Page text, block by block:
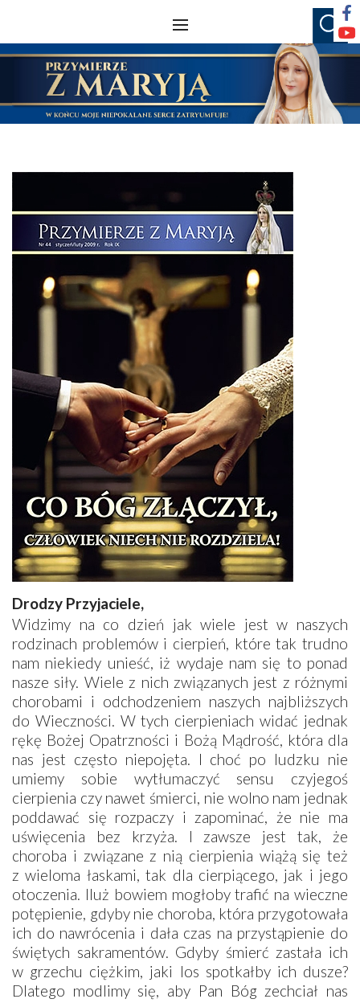
Drodzy Przyjaciele,
Widzimy na co dzień jak wiele jest w naszych
rodzinach problemów i cierpień, które tak trudno
nam niekiedy unieść, iż wydaje nam się to ponad
nasze siły. Wiele z nich związanych jest z różnymi
chorobami i odchodzeniem naszych najbliższych
do Wieczności. W tych cierpieniach widać jednak
rękę Bożej Opatrzności i Bożą Mądrość, która dla
nas jest często niepojęta. I choć po ludzku nie
umiemy sobie wytłumaczyć sensu czyjegoś
cierpienia czy nawet śmierci, nie wolno nam jednak
poddawać się rozpaczy i zapominać, że nie ma
uświęcenia bez krzyża. I zawsze jest tak, że
choroba i związane z nią cierpienia wiążą się też
z wieloma łaskami, tak dla cierpiącego, jak i jego
otoczenia. Iluż bowiem mogłoby trafić na wieczne
potępienie, gdyby nie choroba, która przygotowała
ich do nawrócenia i dała czas na przystąpienie do
świętych sakramentów. Gdyby śmierć zastała ich
w grzechu ciężkim, jaki los spotkałby ich dusze?
Dlatego modlimy się, aby Pan Bóg zechciał nas